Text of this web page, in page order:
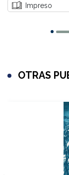
Impreso
OTRAS